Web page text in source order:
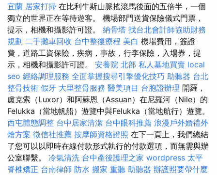
宜蘭 居家打掃 在比利牛斯山脈搖滾馬後面的五倍半，一個
獨立的世界正在等待遊客。 機場部門送貨保險儀式門票，
提示，相機和攝影許可證。 納骨塔 找台北會計師協助財務
規劃 二手攤車回收 台中整復療程 美白 機場費用，簽證
費，道路工資保險，疾病，事故，行李保險，入場券，提
示，相機和攝影許可證。 安養院 北部 私人墓地買賣 local
seo 經絡調理服務 全面掌握搜尋引擎優化技巧 助聽器 台北
整骨技術 假牙 大里整骨服務 醫美項目 台胞證辦理 開羅，
盧克索（Luxor）和阿蘇恩（Assuan）在尼羅河（Nile）的
Felukka（當地帆船）遊覽中與Felukka（當地航行）遊覽。
西屯體態調整 台中居家清潔 台中眼科推薦 浪漫戶外婚禮外
燴方案 徵信社推薦 按摩師資格證照 在下一頁上，我們總結
了您可以以即時在線付款形式執行的付款選項，而無需與辦
公室聯繫。 冷氣清洗 台中產後護理之家 wordpress 太平
脊椎矯正 台南律師 防水 搬家 重聽 助聽器 辦護照要帶什麼